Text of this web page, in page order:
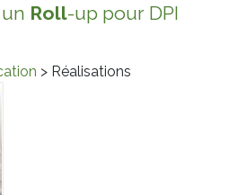
Roll-up pour DPI
> Réalisations